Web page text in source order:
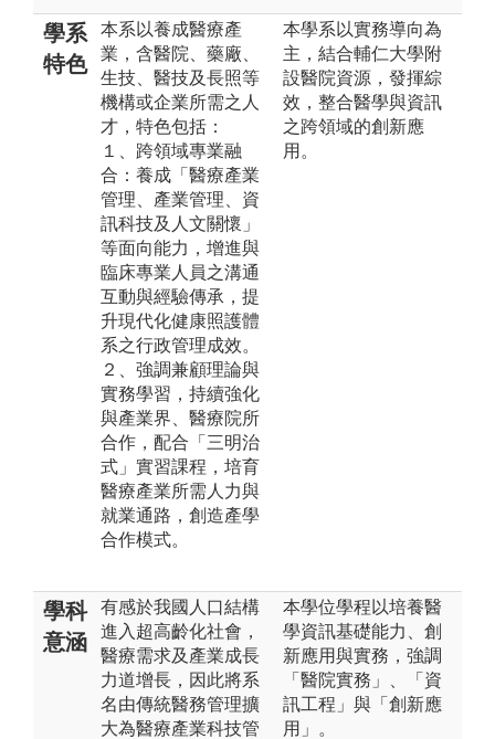
學系
特色
本系以養成醫療產
業，含醫院、藥廠、
生技、醫技及長照等
機構或企業所需之人
才，特色包括：
１、跨領域專業融
合：養成「醫療產業
管理、產業管理、資
訊科技及人文關懷」
等面向能力，增進與
臨床專業人員之溝通
互動與經驗傳承，提
升現代化健康照護體
系之行政管理成效。
２、強調兼顧理論與
實務學習，持續強化
與產業界、醫療院所
合作，配合「三明治
式」實習課程，培育
醫療產業所需人力與
就業通路，創造產學
合作模式。
本學系以實務導向為
主，結合輔仁大學附
設醫院資源，發揮綜
效，整合醫學與資訊
之跨領域的創新應
用。
學科
意涵
有感於我國人口結構
進入超高齡化社會，
醫療需求及產業成長
力道增長，因此將系
名由傳統醫務管理擴
大為醫療產業科技管
本學位學程以培養醫
學資訊基礎能力、創
新應用與實務，強調
「醫院實務」、「資
訊工程」與「創新應
用」。